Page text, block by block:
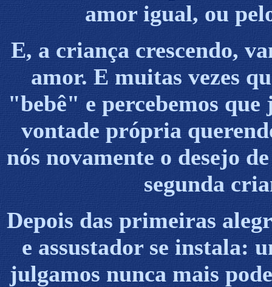
amor igual, ou
E, a criança crescendo,
amor. E muitas vezes
"bebê" e percebemos que
vontade própria
nós novamente o desejo
segunda
Depois das primeiras
e assustador se instala:
julgamos nunca mais